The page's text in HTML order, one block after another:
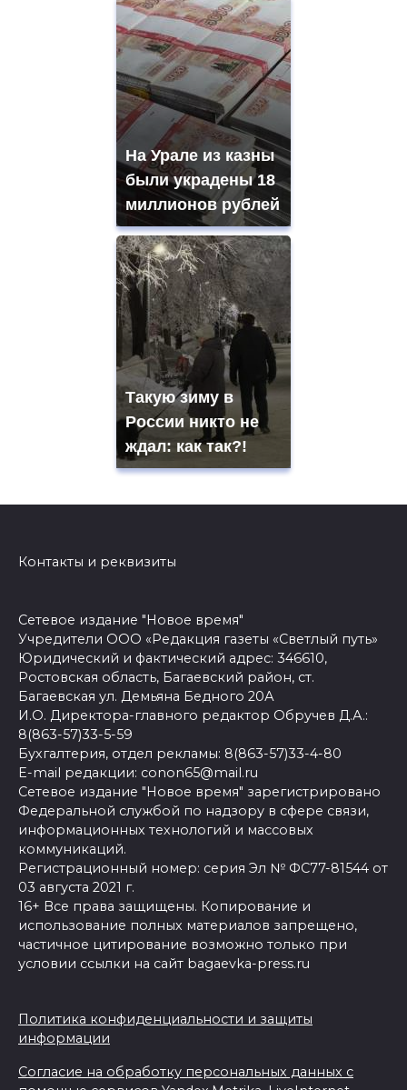
На Урале из казны
были украдены 18
миллионов рублей
Такую зиму в
России никто не
ждал: как так?!
Контакты и реквизиты
Сетевое издание "Новое время"
Учредители ООО «Редакция газеты «Светлый путь»
Юридический и фактический адрес: 346610,
Ростовская область, Багаевский район, ст.
Багаевская ул. Демьяна Бедного 20А
И.О. Директора-главного редактор Обручев Д.А.:
8(863-57)33-5-59
Бухгалтерия, отдел рекламы: 8(863-57)33-4-80
E-mail редакции: conon65@mail.ru
Сетевое издание "Новое время" зарегистрировано
Федеральной службой по надзору в сфере связи,
информационных технологий и массовых
коммуникаций.
Регистрационный номер: серия Эл № ФС77-81544 от
03 августа 2021 г.
16+ Все права защищены. Копирование и
использование полных материалов запрещено,
частичное цитирование возможно только при
условии ссылки на сайт bagaevka-press.ru
Политика конфиденциальности и защиты
информации
Согласие на обработку персональных данных с